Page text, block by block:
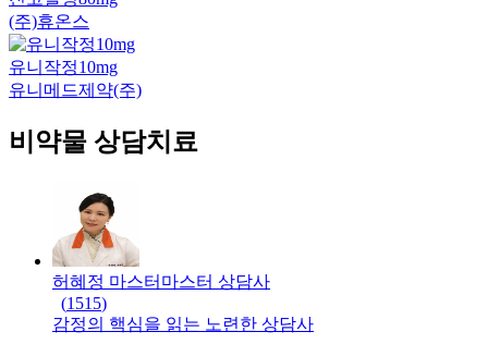
(주)휴온스
유니작정10mg
유니메드제약(주)
비약물 상담치료
허혜정 마스터 마스터 상담사
(1515)
감정의 핵심을 읽는 노련한 상담사